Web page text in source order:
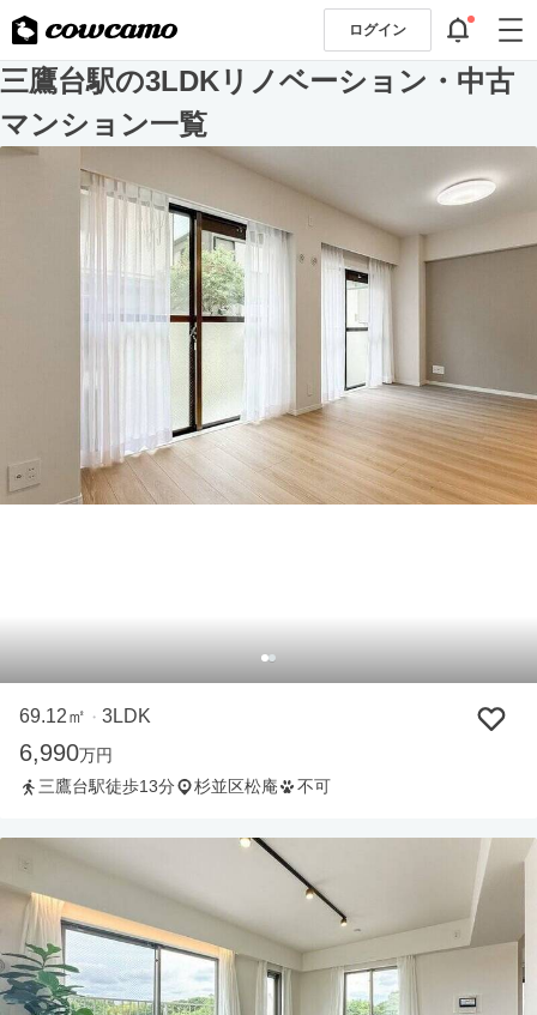
ログイン
三鷹台駅の3LDKリノベーション・中古
マンション一覧
69.12㎡ ・ 3LDK
6,990万円
三鷹台駅徒歩13分
杉並区松庵 不可